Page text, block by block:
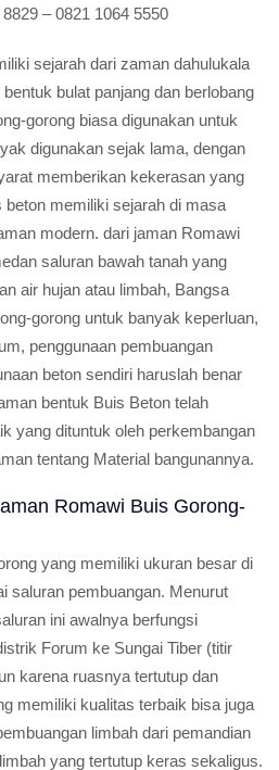
– 0821 1064 5550
sejarah dari zaman dahulukala
bulat panjang dan berlobang
gorong biasa digunakan untuk
digunakan sejak lama, dengan
memberikan kekerasan yang
beton memiliki sejarah di masa
modern. dari jaman Romawi
saluran bawah tanah yang
air hujan atau limbah, Bangsa
gorong untuk banyak keperluan,
penggunaan pembuangan
beton sendiri haruslah benar
bentuk Buis Beton telah
yang dituntuk oleh perkembangan
tentang Material bangunannya.
Romawi Buis Gorong-
yang memiliki ukuran besar di
saluran pembuangan. Menurut
ini awalnya berfungsi
Forum ke Sungai Tiber (titir
karena ruasnya tertutup dan
memiliki kualitas terbaik bisa juga
limbah dari pemandian
yang tertutup keras sekaligus.